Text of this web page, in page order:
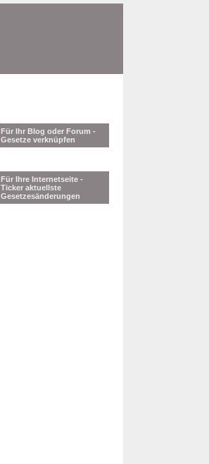
Für Ihr Blog oder Forum -
Gesetze verknüpfen
Für Ihre Internetseite -
Ticker aktuellste
Gesetzesänderungen